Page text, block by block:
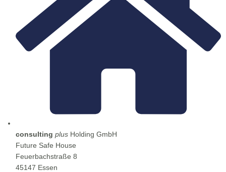
consulting plus Holding GmbH
Future Safe House
Feuerbachstraße 8
45147 Essen